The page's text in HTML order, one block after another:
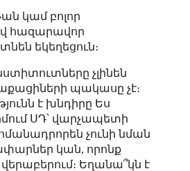
կամ բոլոր
հազարավոր
եկեղեցուն։
չլինեն
պակասը չէ։
է խնդիրը Ես
ՍԴ՝ վարչապետի
չունի նման
կան, որոնք
վերաբերում։ Եղանա՞կն է